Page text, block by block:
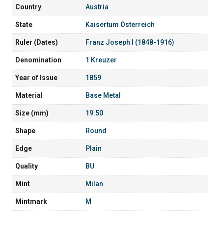
Country Austria
State Kaisertum Österreich
Ruler (Dates) Franz Joseph I (1848-1916)
Denomination 1 Kreuzer
Year of Issue 1859
Material Base Metal
Size (mm) 19.50
Shape Round
Edge Plain
Quality BU
Mint Milan
Mintmark M